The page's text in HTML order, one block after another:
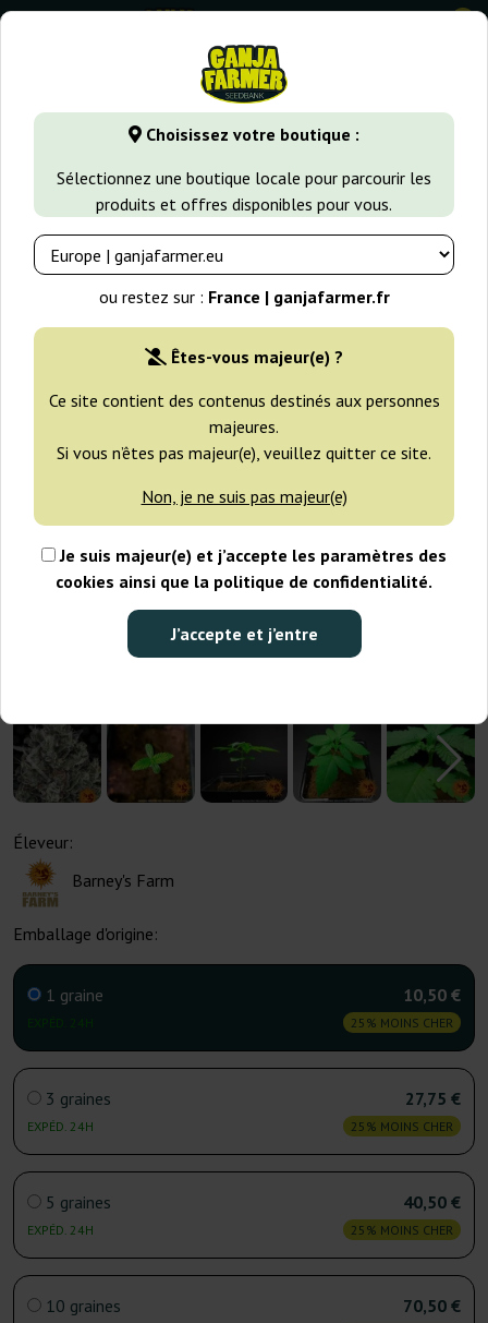
Choisissez votre boutique :
Sélectionnez une boutique locale pour parcourir les
produits et offres disponibles pour vous.
ou restez sur : France | ganjafarmer.fr
Êtes-vous majeur(e) ?
Ce site contient des contenus destinés aux personnes
majeures.
Si vous n’êtes pas majeur(e), veuillez quitter ce site.
Non, je ne suis pas majeur(e)
Je suis majeur(e) et j’accepte les paramètres des
cookies ainsi que la politique de confidentialité.
J’accepte et j’entre
0
GanjaFarmer.fr Variétés de Cannabis Cheese Glookies
-25%
+gratisie
Éleveur:
Barney's Farm
Emballage d'origine:
1 graine 10,50 €
25% MOINS CHER
3 graines
EXPÉD. 24H
27,75 €
25% MOINS CHER
5 graines
EXPÉD. 24H
40,50 €
25% MOINS CHER
10 graines 70,50 €